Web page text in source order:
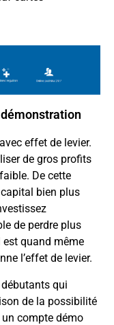
effet de levier.
de gros profits
De cette
bien plus
de perdre plus
est quand même
l’effet de levier.
qui
de la possibilité
compte démo